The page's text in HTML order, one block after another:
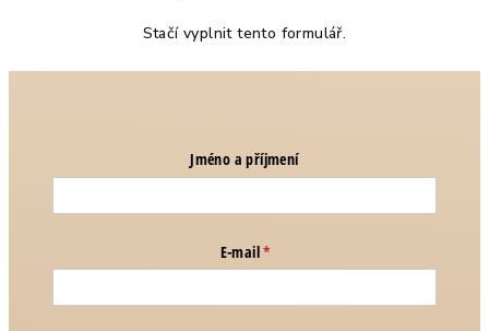
Stačí vyplnit tento formulář.
Jméno a příjmení
E-mail*
(required)